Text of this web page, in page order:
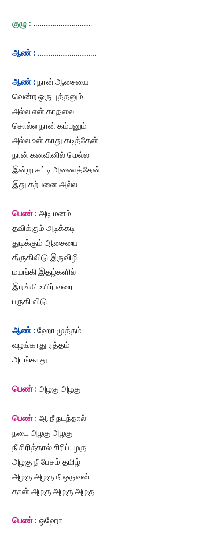
குழு : ……………………….
ஆண் : ……………………….
ஆண் : நான் ஆசையை
வென்ற ஒரு புத்தனும்
அல்ல என் காதலை
சொல்ல நான் கம்பனும்
அல்ல உன் காது கடித்தேன்
நான் கனவினில் மெல்ல
இன்று கட்டி அணைத்தேன்
இது கற்பனை அல்ல
பெண் : அடி மனம்
தவிக்கும் அடிக்கடி
துடிக்கும் ஆசையை
திருகிவிடு இருவிழி
மயங்கி இதழ்களில்
இறங்கி உயிர் வரை
பருகி விடு
ஆண் : ஹோ முத்தம்
வழங்காது ரத்தம்
அடங்காது
பெண் : அழகு அழகு
பெண் : ஆ நீ நடந்தால்
நடை அழகு அழகு
நீ சிரித்தால் சிரிப்பழகு
அழகு நீ பேசும் தமிழ்
அழகு அழகு நீ ஒருவன்
தான் அழகு அழகு அழகு
பெண் : ஓஹோ